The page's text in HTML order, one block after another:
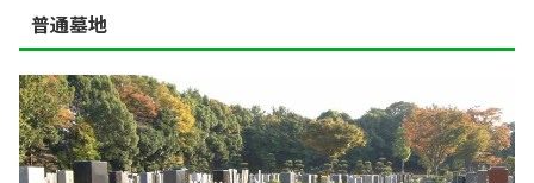
普通墓地